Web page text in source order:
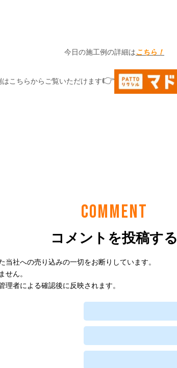
COMMENT
コメントを投稿する
社への売り込みの一切をお断りしています。
せん。
者による確認後に反映されます。